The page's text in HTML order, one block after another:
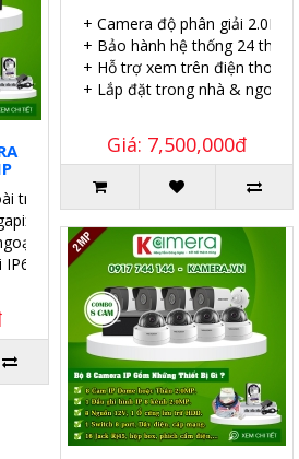
trời.
30 mét.
+ Camera độ phân giải 2.0MP.
+ Bảo hành hệ thống 24
+ Hỗ trợ xem trên điện thoại.
+ Lắp đặt trong nhà & ngoài
Giá: 7,500,000đ